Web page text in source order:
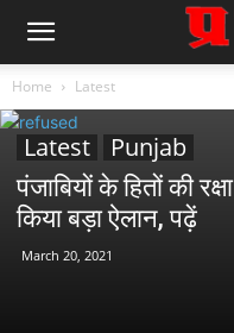
Home Latest
Latest Punjab
पंजाबियों के हितों की
किया बड़ा ऐलान, पढ़ें
March 20, 2021